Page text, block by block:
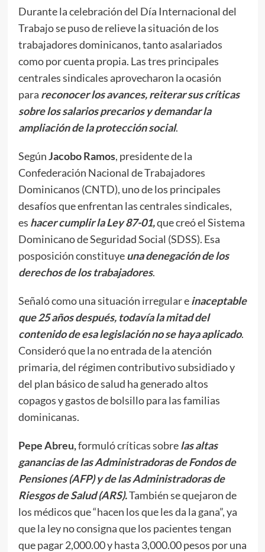
Durante la celebración del Día Internacional del
Trabajo se puso de relieve la situación de los
trabajadores dominicanos, tanto asalariados
como por cuenta propia. Las tres principales
centrales sindicales aprovecharon la ocasión
para reconocer los avances, reiterar sus críticas
sobre los salarios precarios y demandar la
ampliación de la protección social.
SegúnJacobo Ramos, presidente de la
Confederación Nacional de Trabajadores
Dominicanos (CNTD), uno de los principales
desafíos que enfrentan las centrales sindicales,
es hacer cumplir la Ley 87-01,que creó el Sistema
Dominicano de Seguridad Social (SDSS). Esa
posposición constituyeuna denegación de los
derechos de los trabajadores.
Señaló como una situación irregular einaceptable
que 25 años después, todavía la mitad del
contenido de esa legislación no se haya aplicado.
Consideró que la no entrada de la atención
primaria, del régimen contributivo subsidiado y
del plan básico de salud ha generado altos
copagos y gastos de bolsillo para las familias
dominicanas.
Pepe Abreu,formuló críticas sobrelas altas
ganancias de las Administradoras de Fondos de
Pensiones (AFP) y de las Administradoras de
Riesgos de Salud (ARS).También se quejaron de
los médicos que “hacen los que les da la gana”, ya
que la ley no consigna que los pacientes tengan
que pagar 2,000.00 y hasta 3,000.00 pesos por una